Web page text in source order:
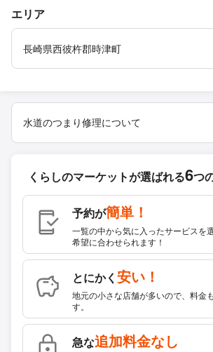
エリア
長崎県西彼杵郡時津町
水道のつまり修理について
くらしのマーケットが選ばれる6つ
予約が簡単！
一覧の中から気に入ったサービスを
希望に合わせられます！
とにかく 安い！
地元の小さな店舗が多いので、料金
す。
急な追加料金なし